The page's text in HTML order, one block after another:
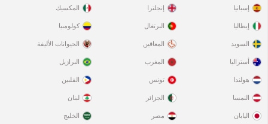
إسبانيا
إيطاليا
السويد
إنجلترا
البرتغال
المعاقين
المكسيك
كولومبيا
الحيوانات الأليفة
أستراليا
هولندا
النمسا
اليابان
المغرب
تونس
الجزائر
مصر
البرازيل
الفلبين
لبنان
الخليج